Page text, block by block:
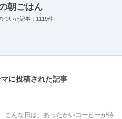
朝ごはん
ついた記事：1119件
に投稿された記事
んな日は、あったかいコーヒーが特